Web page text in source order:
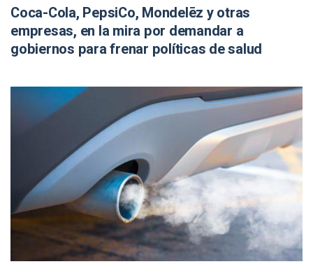
Coca-Cola, PepsiCo, Mondelēz y otras
empresas, en la mira por demandar a
gobiernos para frenar políticas de salud